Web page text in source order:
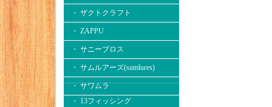
・ ザクトクラフト
・ ZAPPU
・ サニーブロス
・ サムルアーズ(sumlures)
・ サワムラ
・ 13フィッシング